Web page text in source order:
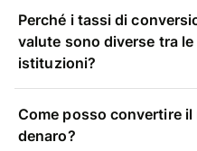
Perché i tassi di
valute sono diverse tra le
istituzioni?
Come posso convertire il
denaro?